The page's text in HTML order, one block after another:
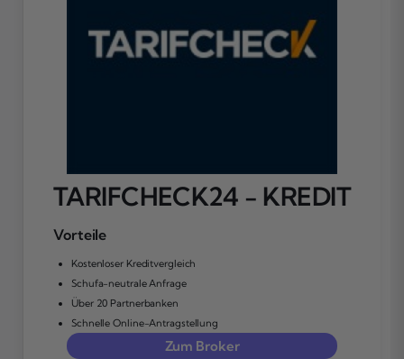
TARIFCHECK24 - KREDIT
Vorteile
Kostenloser Kreditvergleich
Schufa-neutrale Anfrage
Über 20 Partnerbanken
Schnelle Online-Antragstellung
Zum Broker